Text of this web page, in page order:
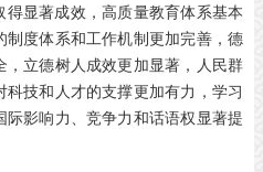
得显著成效，高质量教育体系基本
度体系和工作机制更加完善，德
，立德树人成效更加显著，人民群
技和人才的支撑更加有力，学习
影响力、竞争力和话语权显著提